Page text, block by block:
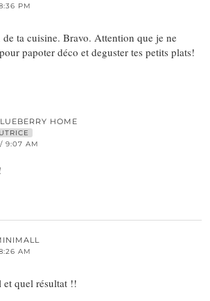
PM
ta cuisine. Bravo. Attention que je ne
papoter déco et deguster tes petits plats!
HOME
9:07 AM
AM
quel résultat !!